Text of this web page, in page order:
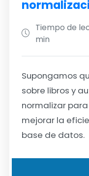
Tiempo de
min
Supongamos
sobre libros y
normalizar
mejorar la
base de datos.